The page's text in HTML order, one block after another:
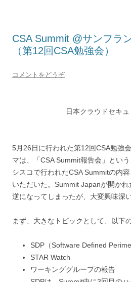
CSA Summit @サンフ
（第12回CSA勉強会）
コメントをどうぞ
日本クラウドセキ
5月26日に行われた第12回CSA勉強
マは、「CSA Summit報告会」とい
シスコで行われたCSA Summitの内
いただいた。Summit Japanが開か
逆になってしまったが、大変興味深
まず、大きなトピックとして、以下
SDP（Software Defined
STAR Watch
ワーキンググループの報告